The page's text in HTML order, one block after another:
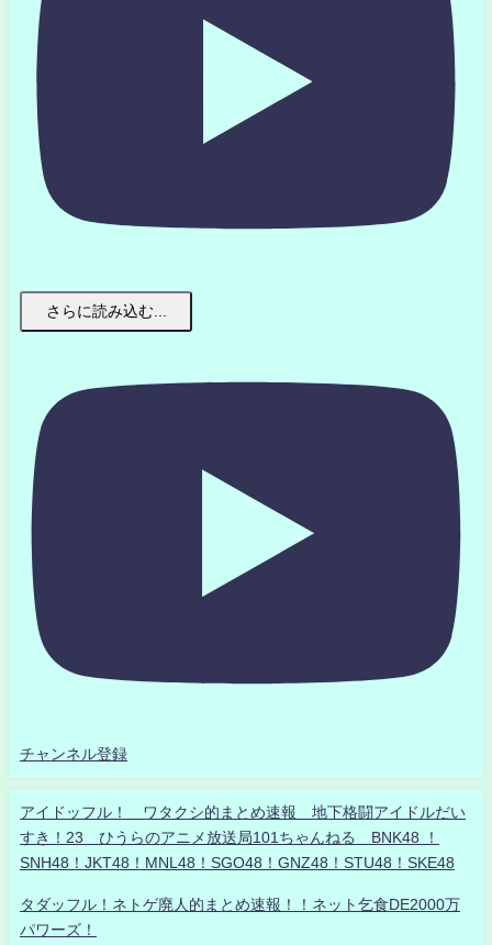
さらに読み込む...
チャンネル登録
アイドッフル！ ワタクシ的まとめ速報 地下格闘アイドルだい
すき！23 ひうらのアニメ放送局101ちゃんねる BNK48 ！
SNH48！JKT48！MNL48！SGO48！GNZ48！STU48！SKE48
タダッフル！ネトゲ廃人的まとめ速報！！ネット乞食DE2000万
パワーズ！